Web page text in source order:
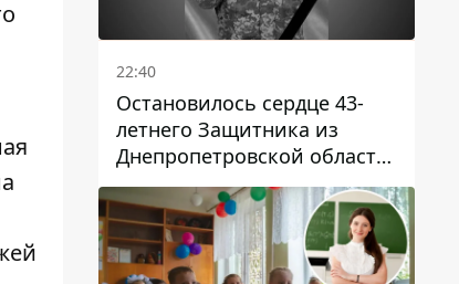
22:40
Остановилось сердце 43-
летнего Защитника из
Днепропетровской области
Евгения Зинченко